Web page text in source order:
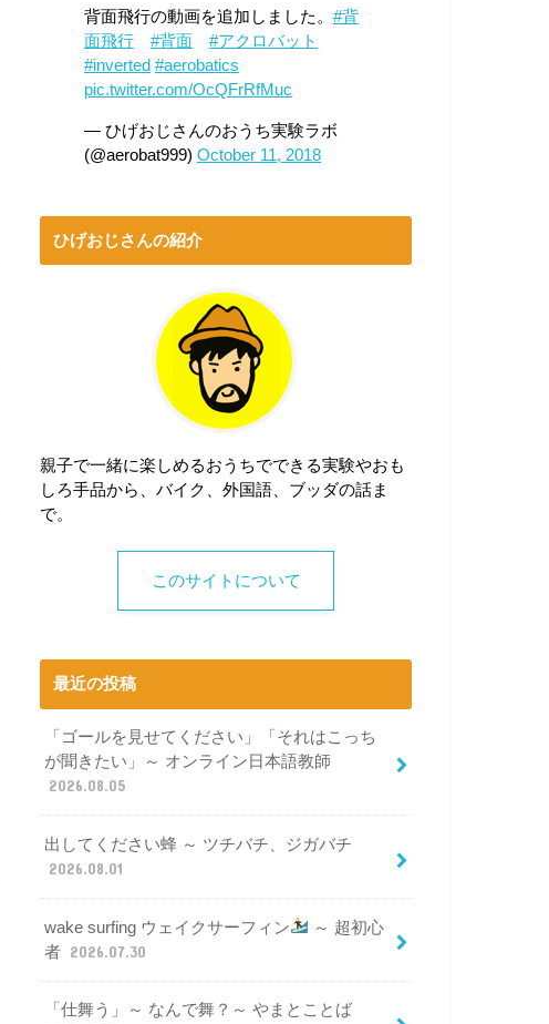
背面飛行の動画を追加しました。 #背
面飛行
#背面
#アクロバット
#inverted #aerobatics
pic.twitter.com/OcQFrRfMuc
— ひげおじさんのおうち実験ラボ
(@aerobat999) October 11, 2018
ひげおじさんの紹介
親子で一緒に楽しめるおうちでできる実験やおも
しろ手品から、バイク、外国語、ブッダの話ま
で。
このサイトについて
最近の投稿
「ゴールを見せてください」「それはこっち
が聞きたい」～ オンライン日本語教師
2026.08.05
出してください蜂 ～ ツチバチ、ジガバチ
2026.08.01
wake surfing ウェイクサーフィン
～ 超初心
者 2026.07.30
「仕舞う」～ なんで舞？～ やまとことば